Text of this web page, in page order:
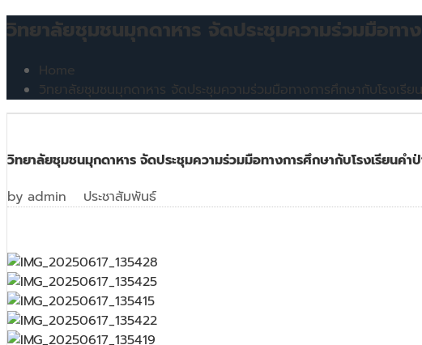
วิทยาลัยชุมชนมุกดาหาร จัดประชุมความร่วมมือท
Home
วิทยาลัยชุมชนมุกดาหาร จัดประชุมความร่วมมือทางการศึกษากับโรงเรี
วิทยาลัยชุมชนมุกดาหาร จัดประชุมความร่วมมือทางการศึกษากับโรงเรียนคำ
by admin ประชาสัมพันธ์